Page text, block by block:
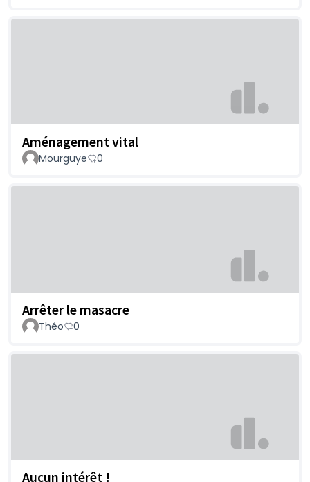
Aménagement vital
Mourguye 0
Arrêter le masacre
Théo 0
Aucun intérêt !